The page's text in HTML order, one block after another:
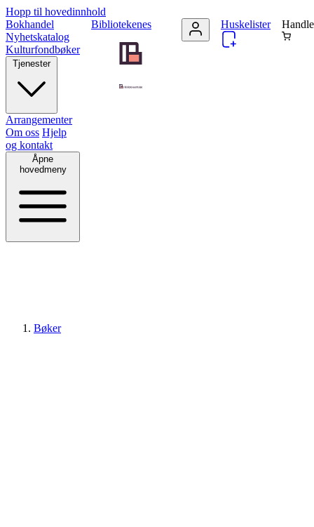
Hopp til hovedinnhold
Bibliotekenes
Bokhandel
Nyhetskatalog
Kulturfondbøker
Tjenester
Arrangementer
Om oss Hjelp
og kontakt
Åpne
hovedmeny
Huskelister
Bøker